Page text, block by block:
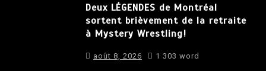
Deux LÉGENDES de Montréal
sortent brièvement de la retraite
à Mystery Wrestling!
août 8, 2026 1 303 word